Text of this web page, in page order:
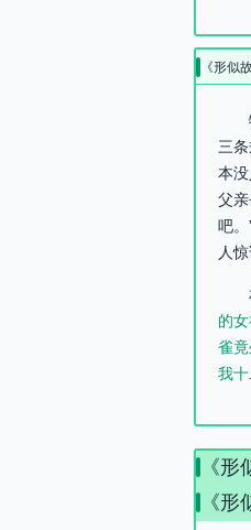
《形似
三
本
父
吧
人惊
的
雀
我
《
《